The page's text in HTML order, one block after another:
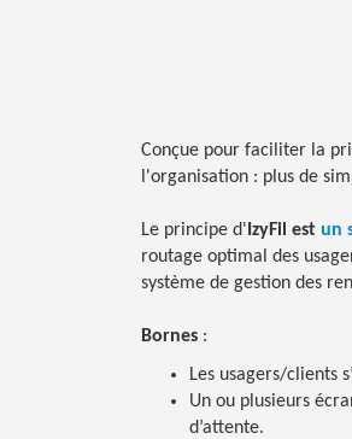
Conçue pour faciliter la
l'organisation : plus de
Le principe d' IzyFil est un
routage optimal des
système de gestion des
Bornes :
Les usagers/clients
Un ou plusieurs
d’attente.